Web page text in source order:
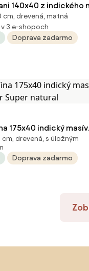
140x40 z indického
Only stain
cm, drevená, matná
3 e-shopoch
Doprava zadarmo
175x40 indický masív
Super natural
cm, drevená, s úložným
Doprava zadarmo